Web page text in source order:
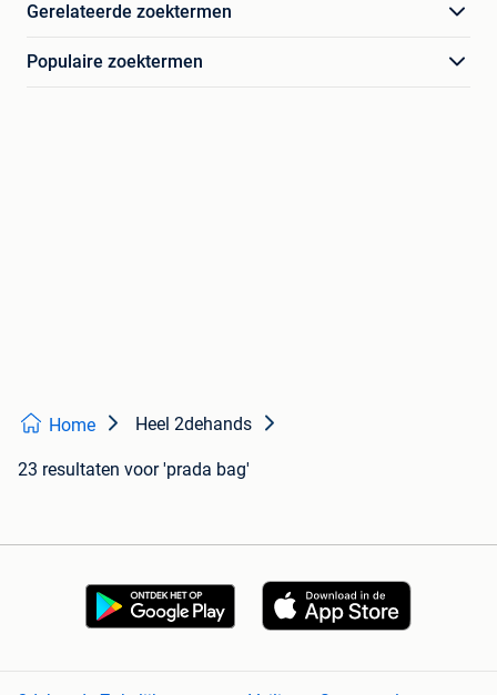
Gerelateerde zoektermen
Populaire zoektermen
Home Heel 2dehands
23 resultaten voor 'prada bag'